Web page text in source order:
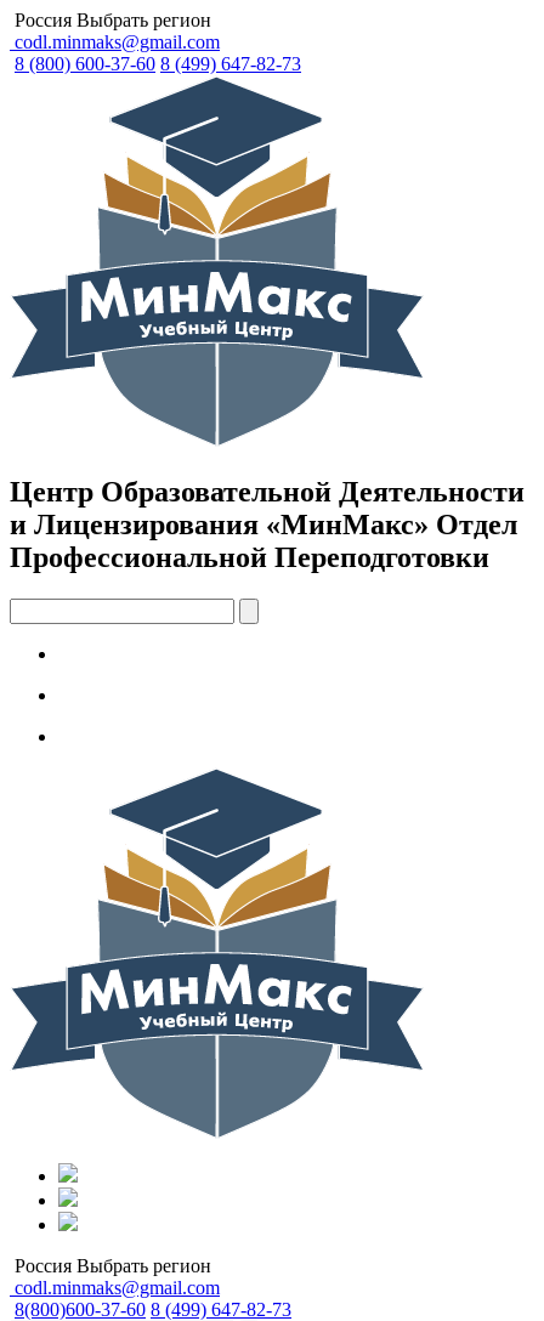
Россия Выбрать регион
codl.minmaks@gmail.com
8 (800) 600-37-60 8 (499) 647-82-73
Центр Образовательной Деятельности
и Лицензирования «МинМакс» Отдел
Профессиональной Переподготовки
Россия Выбрать регион
codl.minmaks@gmail.com
8(800)600-37-60 8 (499) 647-82-73